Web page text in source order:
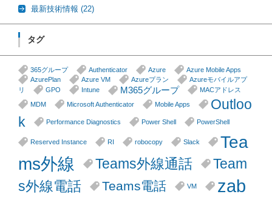
最新技術情報 (22)
タグ
365グループ Authenticator Azure
Azure Mobile Apps
AzurePlan
Azure VM Azureプラン
Azureモバイルアプ
リ
GPO Intune M365グループ
MACアドレス
MDM
Microsoft Authenticator Mobile Apps
Outloo
k
Performance Diagnostics Power Shell PowerShell
Reserved Instance RI robocopy Slack
Tea
ms外線
Teams外線通話
Team
s外線電話
Teams電話 VM
zab